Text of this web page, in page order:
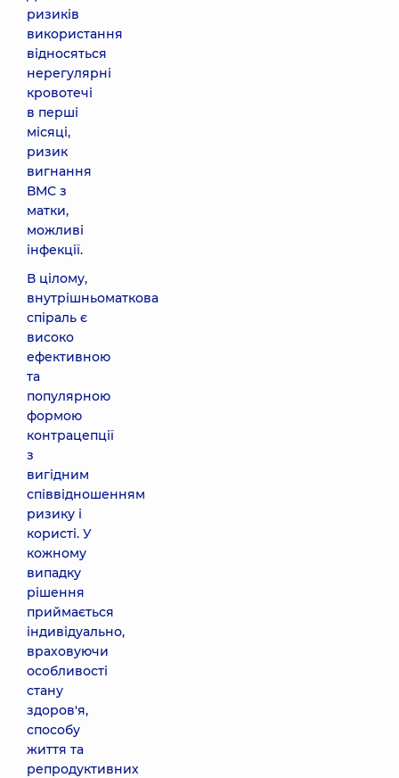
ризиків
використання
відносяться
нерегулярні
кровотечі
в перші
місяці,
ризик
вигнання
ВМС з
матки,
можливі
інфекції.
В цілому,
внутрішньоматкова
спіраль є
високо
ефективною
та
популярною
формою
контрацепції
з
вигідним
співвідношенням
ризику і
користі. У
кожному
випадку
рішення
приймається
індивідуально,
враховуючи
особливості
стану
здоров'я,
способу
життя та
репродуктивних